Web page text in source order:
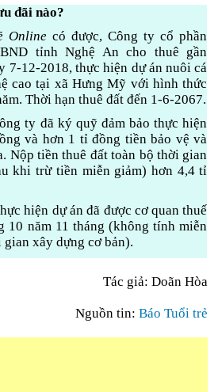
đãi nào?
Onlinecó được, Công ty cổ phần
tỉnh Nghệ An cho thuê gần
7-12-2018, thực hiện dự án nuôi cá
cao tại xã Hưng Mỹ với hình thức
Thời hạn thuê đất đến 1-6-2067.
ty đã ký quỹ đảm bảo thực hiện
và hơn 1 tỉ đồng tiền bảo vệ và
Nộp tiền thuê đất toàn bộ thời gian
khi trừ tiền miễn giảm) hơn 4,4 tỉ
hiện dự án đã được cơ quan thuế
10 năm 11 tháng (không tính miễn
xây dựng cơ bản).
Tác giả: Doãn Hòa
Nguồn tin: Báo Tuổi trẻ